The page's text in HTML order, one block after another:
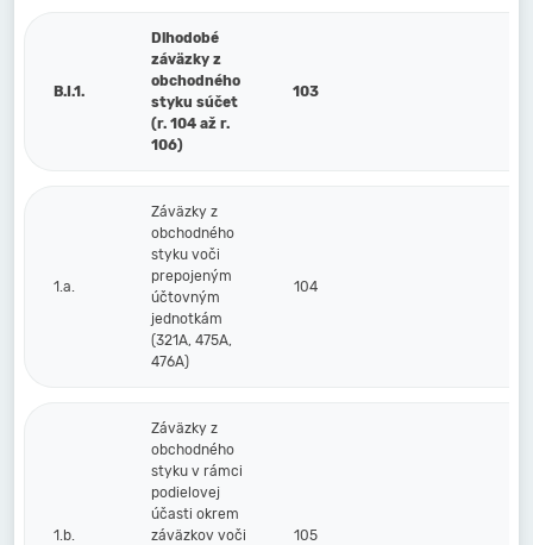
B.I.1.
Dlhodobé
záväzky z
obchodného
styku súčet
(r. 104 až r.
106)
103
1.a.
Záväzky z
obchodného
styku voči
prepojeným
účtovným
jednotkám
(321A, 475A,
476A)
104
1.b.
Záväzky z
obchodného
styku v rámci
podielovej
účasti okrem
záväzkov voči
105